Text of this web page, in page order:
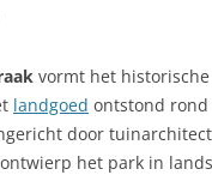
vormt het
landgoed ontstond rond
door tuinarchitect
het park in